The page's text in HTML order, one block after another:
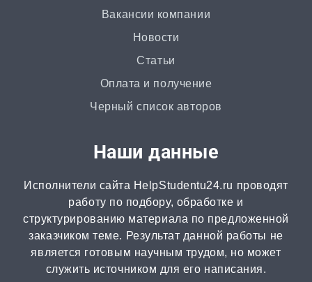
от 2 часов | от 500 ₽
от 3 часов | от 500 ₽
от 2 часов | от 300 ₽
Рецензия
от 2 часов | от 500 ₽
Монография
2 часа | от 1000 ₽
Вакансии компании
Новости
Статьи
Оплата и получение
Черный список авторов
Наши данные
Исполнители сайта HelpStudentu24.ru проводят
работу по подбору, обработке и
структурированию материала по предложенной
заказчиком теме. Результат данной работы не
является готовым научным трудом, но может
служить источником для его написания.